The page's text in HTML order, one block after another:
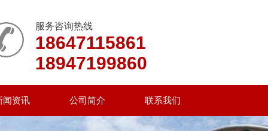
服务咨询热线
18647115861
18947199860
闻资讯 公司简介 联系我们